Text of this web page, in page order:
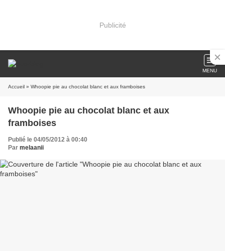
Publicité
MENU
Accueil » Whoopie pie au chocolat blanc et aux framboises
Whoopie pie au chocolat blanc et aux
framboises
Publié le 04/05/2012 à 00:40
Par melaanii